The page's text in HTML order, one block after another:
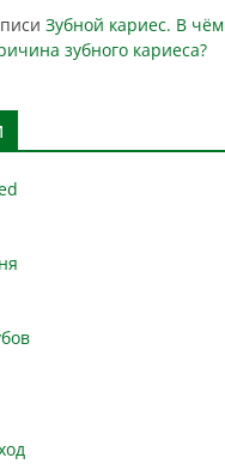
Зубной кариес. В чём
зубного кариеса?